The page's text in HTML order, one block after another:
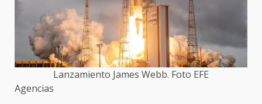
Lanzamiento James Webb. Foto EFE
Agencias